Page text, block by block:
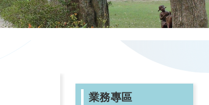
業務專區